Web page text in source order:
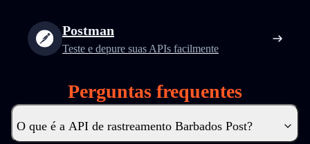
Postman
Teste e depure suas APIs facilmente
Perguntas frequentes
O que é a API de rastreamento Barbados Post?